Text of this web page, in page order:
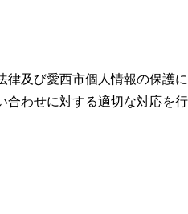
及び愛西市個人情報の保
わせに対する適切な対応を行